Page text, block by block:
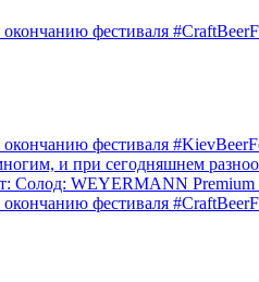
окончанию фестиваля
окончанию фестиваля
и при сегодняшнем
Солод: WEYERMANN
окончанию фестиваля